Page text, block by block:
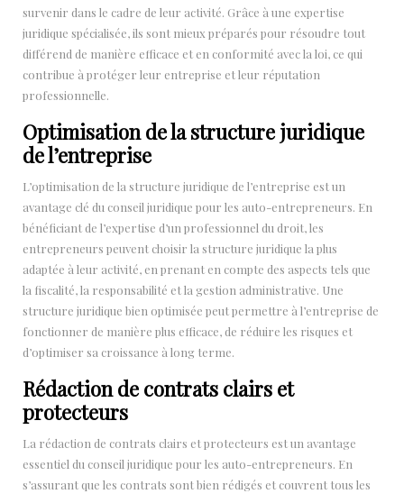
survenir dans le cadre de leur activité. Grâce à une expertise
juridique spécialisée, ils sont mieux préparés pour résoudre tout
différend de manière efficace et en conformité avec la loi, ce qui
contribue à protéger leur entreprise et leur réputation
professionnelle.
Optimisation de la structure juridique
de l’entreprise
L’optimisation de la structure juridique de l’entreprise est un
avantage clé du conseil juridique pour les auto-entrepreneurs. En
bénéficiant de l’expertise d’un professionnel du droit, les
entrepreneurs peuvent choisir la structure juridique la plus
adaptée à leur activité, en prenant en compte des aspects tels que
la fiscalité, la responsabilité et la gestion administrative. Une
structure juridique bien optimisée peut permettre à l’entreprise de
fonctionner de manière plus efficace, de réduire les risques et
d’optimiser sa croissance à long terme.
Rédaction de contrats clairs et
protecteurs
La rédaction de contrats clairs et protecteurs est un avantage
essentiel du conseil juridique pour les auto-entrepreneurs. En
s’assurant que les contrats sont bien rédigés et couvrent tous les